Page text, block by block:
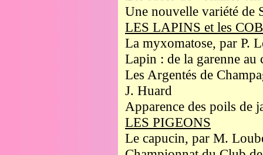
Une nouvelle variété de
LES LAPINS et les
La myxomatose, par P.
Lapin : de la garenne au
Les Argentés de
J. Huard
Apparence des poils de
LES PIGEONS
Le capucin, par M.